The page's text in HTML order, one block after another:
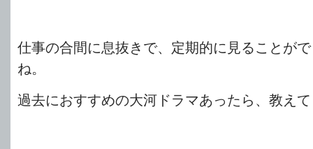
仕事の合間に息抜きで、定期的に見ることが
ね。
過去におすすめの大河ドラマあったら、教え